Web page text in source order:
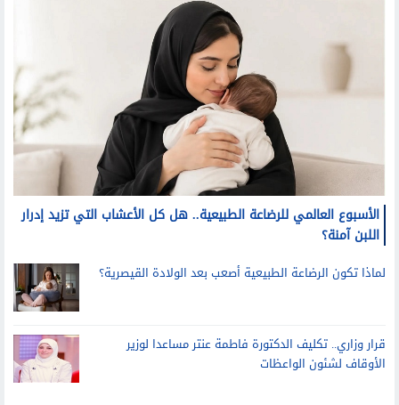
الأسبوع العالمي للرضاعة الطبيعية.. هل كل الأعشاب التي تزيد إدرار
اللبن آمنة؟
لماذا تكون الرضاعة الطبيعية أصعب بعد الولادة القيصرية؟
قرار وزاري.. تكليف الدكتورة فاطمة عنتر مساعدا لوزير
الأوقاف لشئون الواعظات